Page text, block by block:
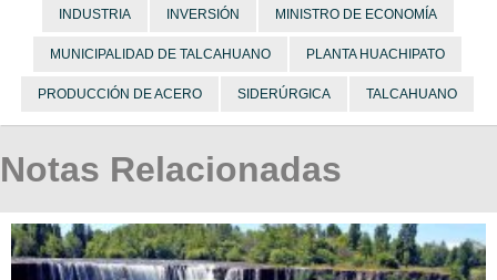
INDUSTRIA INVERSIÓN MINISTRO DE ECONOMÍA
MUNICIPALIDAD DE TALCAHUANO PLANTA HUACHIPATO
PRODUCCIÓN DE ACERO SIDERÚRGICA TALCAHUANO
Notas Relacionadas